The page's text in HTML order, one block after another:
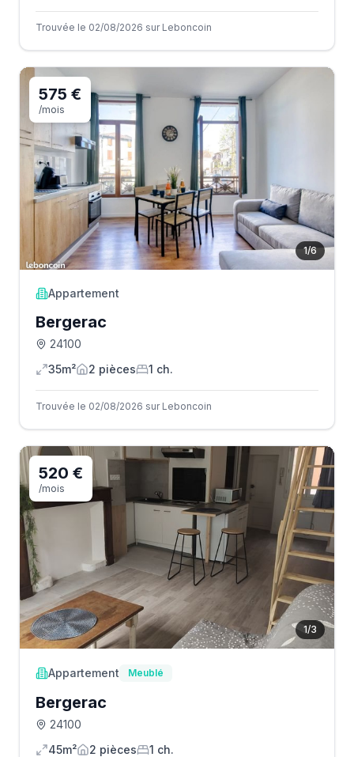
Trouvée le 02/08/2026 sur Leboncoin
1/6
575 €
/mois
Appartement
Bergerac
24100
35m²
2 pièces 1 ch.
Trouvée le 02/08/2026 sur Leboncoin
1/3
520 €
/mois
Appartement Meublé
Bergerac
24100
45m²
2 pièces 1 ch.